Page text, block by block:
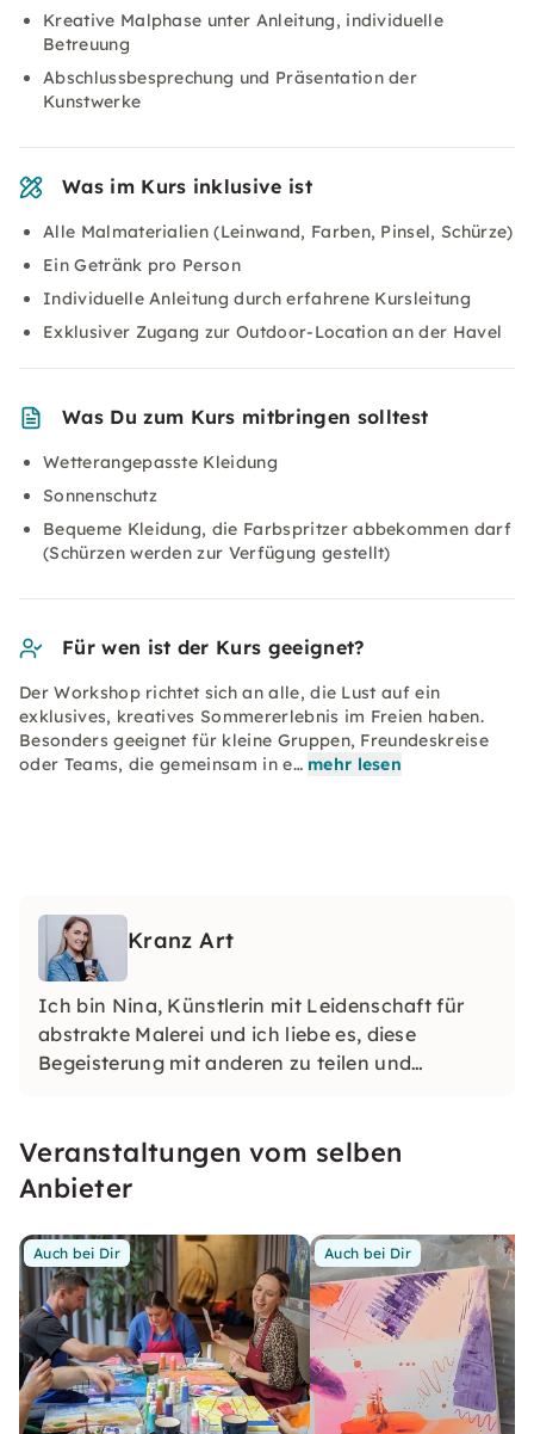
Kreative Malphase unter Anleitung, individuelle
Betreuung
Abschlussbesprechung und Präsentation der
Kunstwerke
Was im Kurs inklusive ist
Alle Malmaterialien (Leinwand, Farben, Pinsel, Schürze)
Ein Getränk pro Person
Individuelle Anleitung durch erfahrene Kursleitung
Exklusiver Zugang zur Outdoor-Location an der Havel
Was Du zum Kurs mitbringen solltest
Wetterangepasste Kleidung
Sonnenschutz
Bequeme Kleidung, die Farbspritzer abbekommen darf
(Schürzen werden zur Verfügung gestellt)
Für wen ist der Kurs geeignet?
Der Workshop richtet sich an alle, die Lust auf ein
exklusives, kreatives Sommererlebnis im Freien haben.
Besonders geeignet für kleine Gruppen, Freundeskreise
oder Teams, die gemeinsam in e… mehr lesen
Kranz Art
Ich bin Nina, Künstlerin mit Leidenschaft für
abstrakte Malerei und ich liebe es, diese
Begeisterung mit anderen zu teilen und
Veranstaltungen vom selben
Anbieter
Auch bei Dir Auch bei Dir